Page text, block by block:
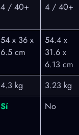
4 / 40+ 4 / 40+
54 x 36 x
6.5 cm
54.4 x
31.6 x
6.13 cm
4.3 kg 3.23 kg
Sí No